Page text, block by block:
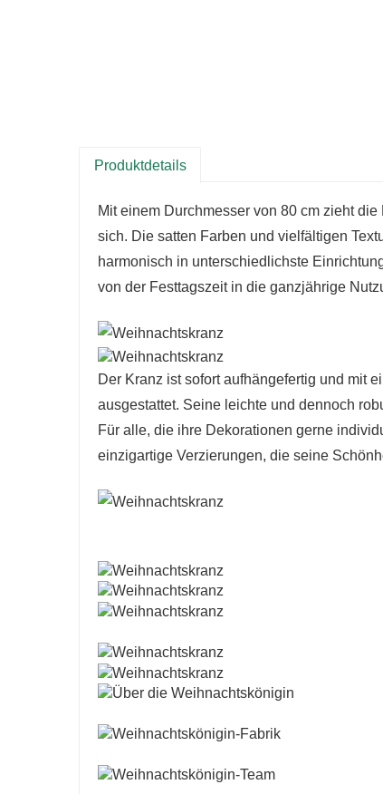
Produktdetails
Mit einem Durchmesser von 80 cm zieht
sich. Die satten Farben und vielfältigen
harmonisch in unterschiedlichste
von der Festtagszeit in die ganzjährige
Der Kranz ist sofort aufhängefertig und mit
ausgestattet. Seine leichte und dennoch
Für alle, die ihre Dekorationen gerne
einzigartige Verzierungen, die seine